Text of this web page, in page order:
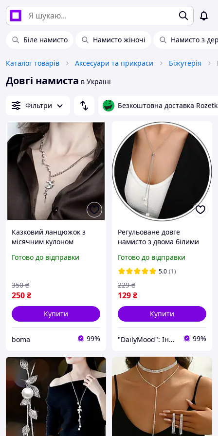
Біле намисто Намисто жіночі Намисто з
Каталог товарів Аксесуари та прикраси Біжутерія
Довгі намиста в Україні
Фільтри Безкоштовна доставка
Казковий ланцюжок з
місячним кулоном
естетика намисто з
ланцюг азійський стиль
Готово до відправки
250₴
350 ₴
Купити
boma 99%
Регульоване довге
намисто з двома білими
Готово до відправки
5.0 (1)
129₴
229 ₴
Купити
"DailyMood": Інтернет-магазин аксесуарів і товарів для щоденного використання 99%